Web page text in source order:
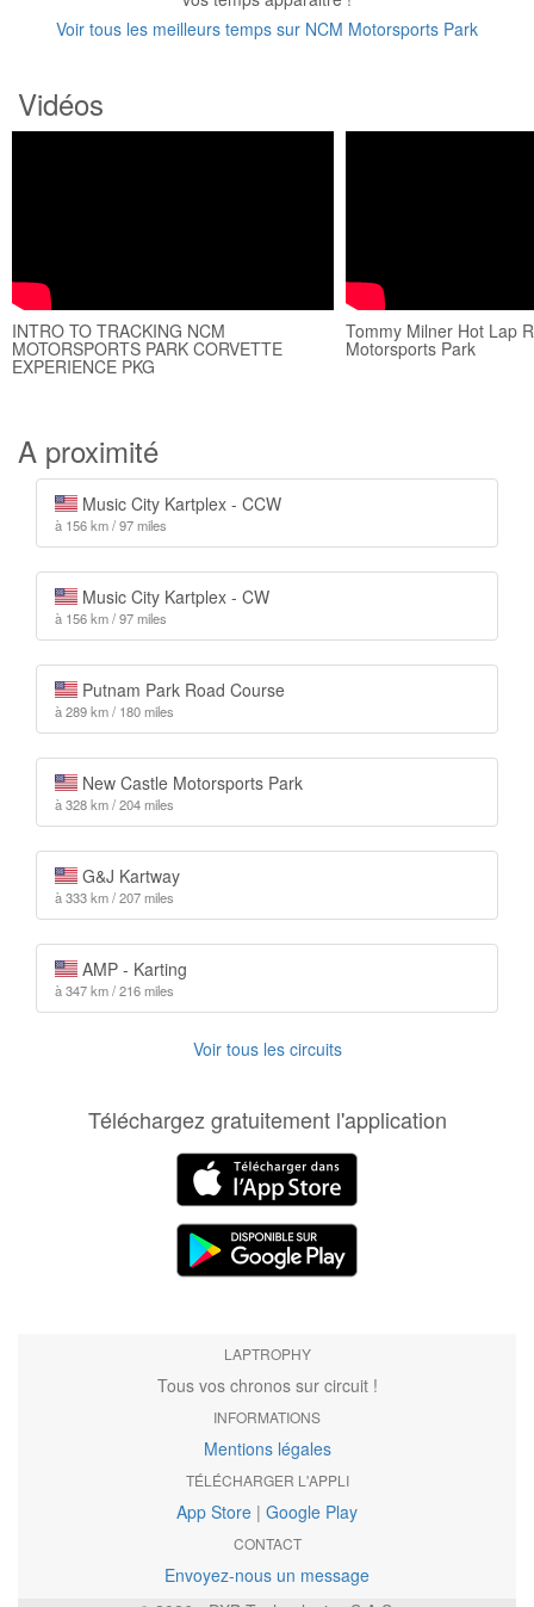
Voir tous les meilleurs temps sur NCM Motorsports Park
Vidéos
INTRO TO TRACKING NCM
MOTORSPORTS PARK CORVETTE
EXPERIENCE PKG
Tommy Milner Hot Lap
Motorsports Park
A proximité
Music City Kartplex - CCW
à 156 km / 97 miles
Music City Kartplex - CW
à 156 km / 97 miles
Putnam Park Road Course
à 289 km / 180 miles
New Castle Motorsports Park
à 328 km / 204 miles
G&J Kartway
à 333 km / 207 miles
AMP - Karting
à 347 km / 216 miles
Voir tous les circuits
Téléchargez gratuitement l'application
LAPTROPHY
Tous vos chronos sur circuit !
INFORMATIONS
Mentions légales
TÉLÉCHARGER L'APPLI
App Store | Google Play
CONTACT
Envoyez-nous un message